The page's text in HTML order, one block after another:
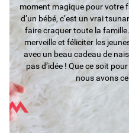
moment magique pour votre
d’un bébé, c’est un vrai
faire craquer toute la
merveille et féliciter les
avec un beau cadeau de
pas d’idée ! Que ce soit
nous avons